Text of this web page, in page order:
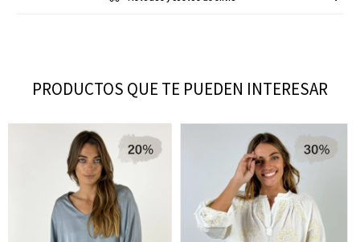
PRODUCTOS QUE TE PUEDEN INTERESAR